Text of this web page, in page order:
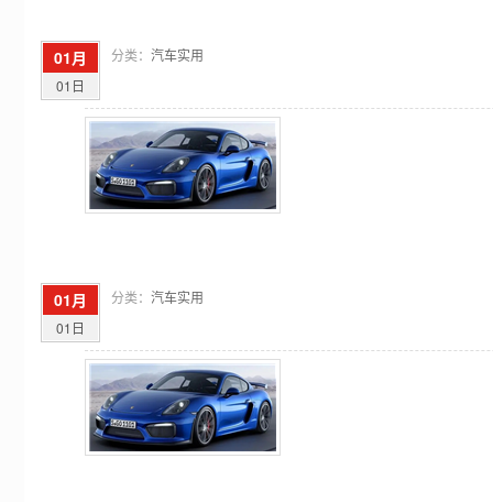
01月
01日
分类： 汽车实用
01月
01日
分类： 汽车实用